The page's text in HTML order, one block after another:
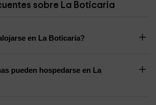
sobre La Boticaria
en La Boticaria?
pueden hospedarse en La